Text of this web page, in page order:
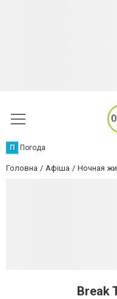
П Погода
Головна Афіша Ночная
Break